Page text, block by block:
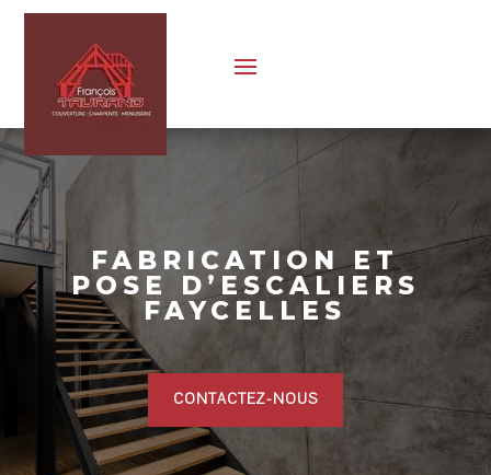
FABRICATION ET
POSE D’ESCALIERS
FAYCELLES
CONTACTEZ-NOUS